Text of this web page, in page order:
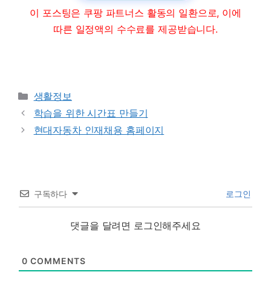
이 포스팅은 쿠팡 파트너스 활동의 일환으로, 이에
따른 일정액의 수수료를 제공받습니다.
Categories
생활정보
학습을 위한 시간표 만들기
현대자동차 인재채용 홈페이지
구독하다 로그인
댓글을 달려면 로그인해주세요
0 COMMENTS